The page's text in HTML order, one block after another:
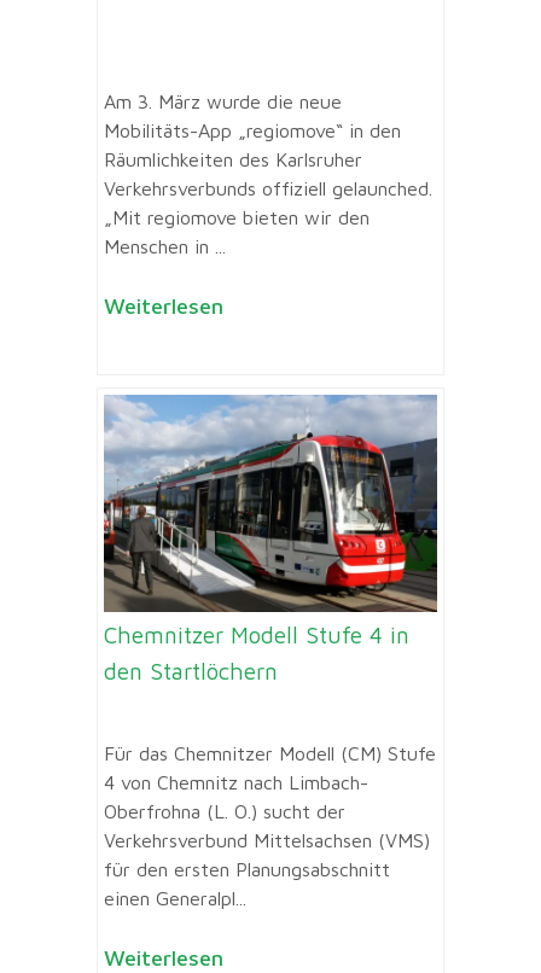
Am 3. März wurde die neue
Mobilitäts-App „regiomove“ in den
Räumlichkeiten des Karlsruher
Verkehrsverbunds offiziell gelaunched.
„Mit regiomove bieten wir den
Menschen in ...
Weiterlesen
Chemnitzer Modell Stufe 4 in
den Startlöchern
Für das Chemnitzer Modell (CM) Stufe
4 von Chemnitz nach Limbach-
Oberfrohna (L. O.) sucht der
Verkehrsverbund Mittelsachsen (VMS)
für den ersten Planungsabschnitt
einen Generalpl...
Weiterlesen